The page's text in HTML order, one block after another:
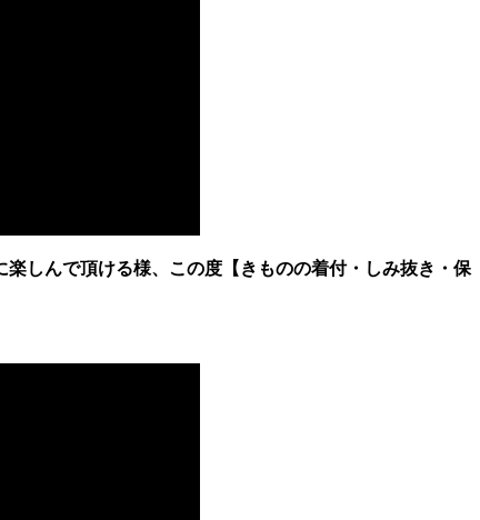
楽しんで頂ける様、この度【きものの着付・しみ抜き・保